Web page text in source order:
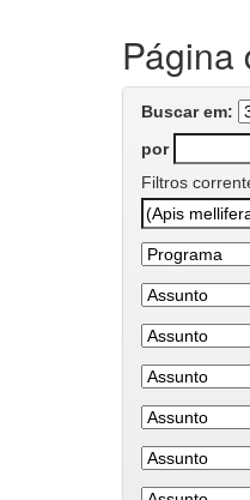
Página
Buscar em:
por
Filtros